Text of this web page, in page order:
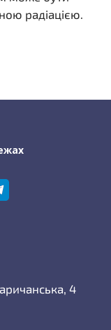
радіацією.
4